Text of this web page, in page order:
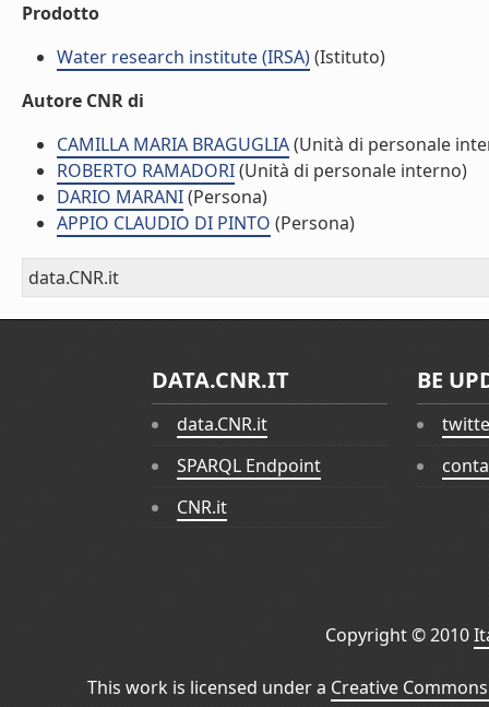
Prodotto
Water research institute (IRSA)(Istituto)
Autore CNR di
CAMILLA MARIA BRAGUGLIA(Unità di personale
ROBERTO RAMADORI(Unità di personale interno)
DARIO MARANI(Persona)
APPIO CLAUDIO DI PINTO (Persona)
data.CNR.it
DATA.CNR.IT
data.CNR.it
SPARQL Endpoint
CNR.it
BE
Copyright © 2010
This work is licensed under a Creative